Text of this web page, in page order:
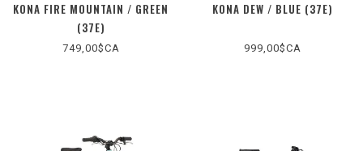
KONA FIRE MOUNTAIN / GREEN
(37E)
749,00$CA
KONA DEW / BLUE (37E)
999,00$CA